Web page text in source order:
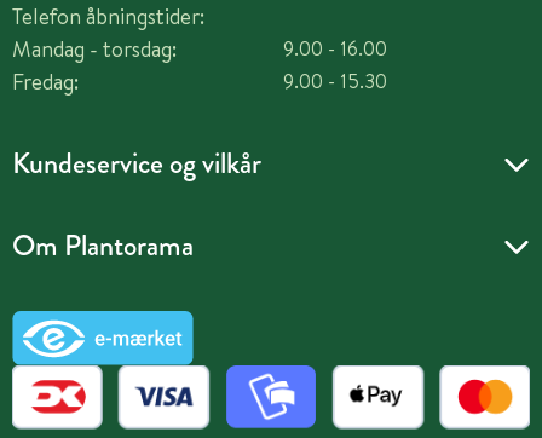
Telefon åbningstider:
Mandag - torsdag:
Fredag:
9.00 - 16.00
9.00 - 15.30
Kundeservice og vilkår
Om Plantorama